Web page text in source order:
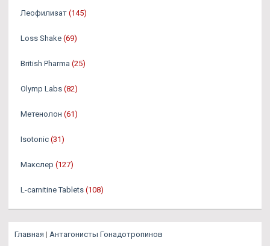
Леофилизат (145)
Loss Shake (69)
British Pharma (25)
Olymp Labs (82)
Метенолон (61)
Isotonic (31)
Макслер (127)
L-carnitine Tablets (108)
Главная | Антагонисты Гонадотропинов